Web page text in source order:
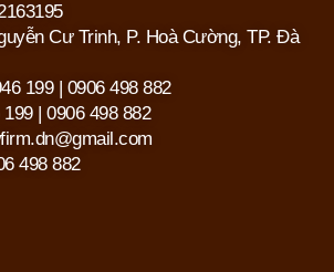
Cư Trinh, P. Hoà Cường, TP. Đà
199 | 0906 498 882
| 0906 498 882
498 882